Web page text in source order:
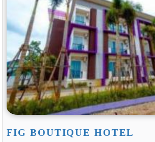
FIG BOUTIQUE HOTEL